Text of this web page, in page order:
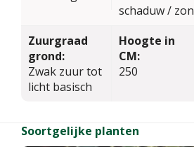
schaduw / zon
Zuurgraad
grond:
Zwak zuur tot
licht basisch
Hoogte in
CM:
250
Soortgelijke planten